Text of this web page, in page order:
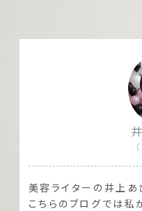
美容ライターの井上あ
こちらのブログでは